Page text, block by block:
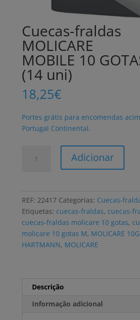
Cuecas-fraldas
MOLICARE
MOBILE 10
(14 uni)
18,25€
Portes grátis para encomendas
Portugal Continental.
GOTAS
Adicionar
REF: 22417 Categorias: Cuecas-
Etiquetas: cuecas-fraldas, cuecas-
cuecas-fraldas molicare 10 gotas,
molicare 10 gotas M, MOLICARE 10G
HARTMANN, MOLICARE
Descrição
Informação adicional